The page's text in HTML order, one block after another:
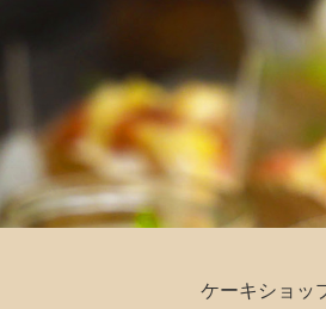
ケーキショッ